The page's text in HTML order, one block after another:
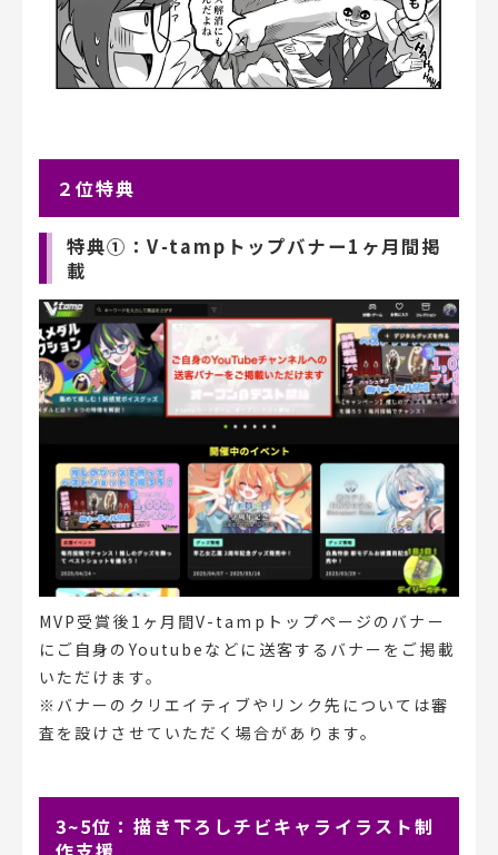
２位特典
特典①：V-tampトップバナー1ヶ月間掲
載
MVP受賞後1ヶ月間V-tampトップページのバナー
にご自身のYoutubeなどに送客するバナーをご掲載
いただけます。
※バナーのクリエイティブやリンク先については審
査を設けさせていただく場合があります。
3~5位：描き下ろしチビキャライラスト制